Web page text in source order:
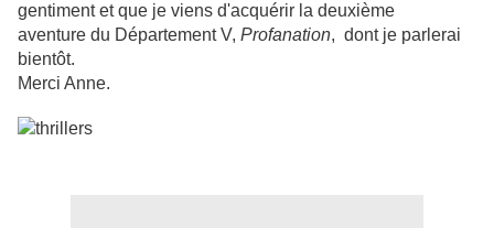
gentiment et que je viens d'acquérir la deuxième
aventure du Département V, Profanation, dont je parlerai
bientôt.
Merci Anne.